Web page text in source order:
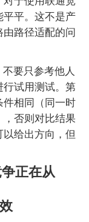
平。这不是产
路径适配的问
要只参考他人
试用测试。第
相同（同一时
否则对比结果
给出方向，但
正在从